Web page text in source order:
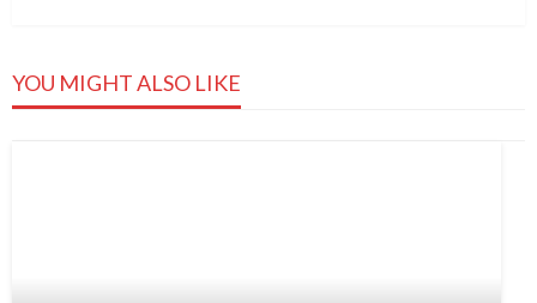
YOU MIGHT ALSO LIKE